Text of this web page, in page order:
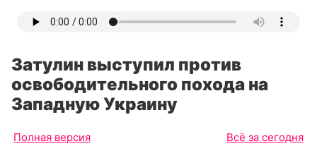
Затулин выступил против
освободительного похода на
Западную Украину
Полная версия Всё за сегодня